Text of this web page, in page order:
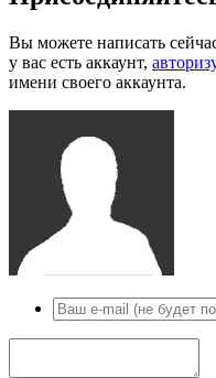
Вы можете написать
у вас есть аккаунт,
имени своего аккаунта.